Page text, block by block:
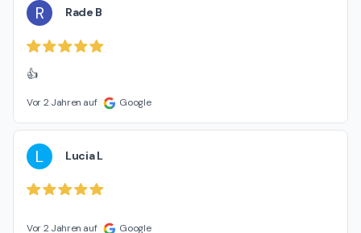
R Rade B
👍
Vor 2 Jahren auf Google
L Lucia L
Vor 2 Jahren auf Google